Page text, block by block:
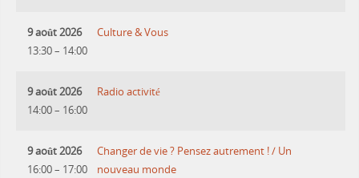
9 août 2026
13:30– 14:00
Culture & Vous
9 août 2026
14:00– 16:00
Radio activité
9 août 2026
16:00– 17:00
Changer de vie ? Pensez autrement ! / Un
nouveau monde